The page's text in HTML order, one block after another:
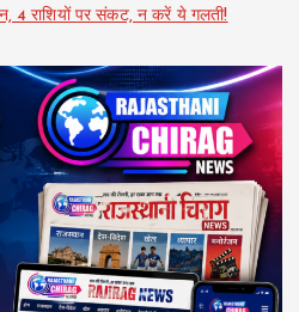
4 राशियों पर संकट, न करें ये गलती!